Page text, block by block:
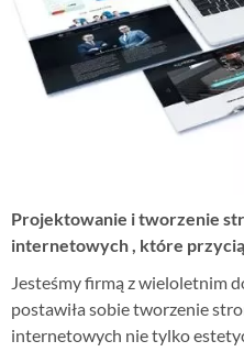
Wydruki
Flagi, windery,
Projektowanie i tworzenie
internetowych, które
Jesteśmy firmą z wieloletnim
postawiła sobie tworzenie
internetowych nie tylko